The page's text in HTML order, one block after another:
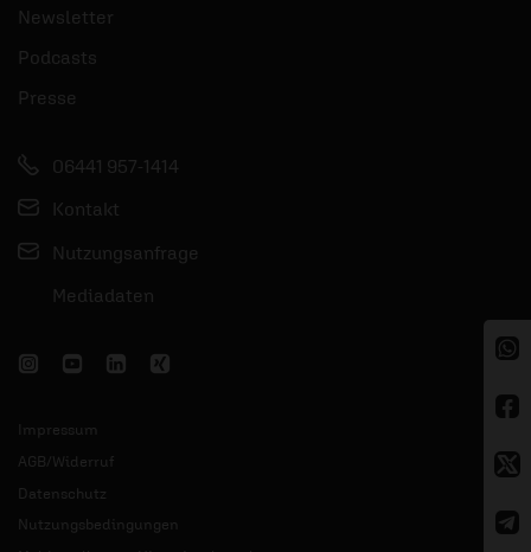
Newsletter
Podcasts
Presse
06441 957-1414
Kontakt
Nutzungsanfrage
Mediadaten
Impressum
AGB/Widerruf
Datenschutz
Nutzungsbedingungen